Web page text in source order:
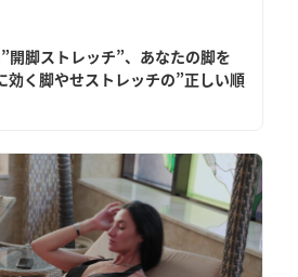
”開脚ストレッチ”、あなたの脚を
効く脚やせストレッチの”正しい順